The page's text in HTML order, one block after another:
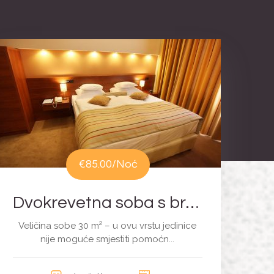
€85.00/Noć
Dvokrevetna soba s bračnim krevetom
Veličina sobe 30 m² – u ovu vrstu jedinice
nije moguće smjestiti pomoćn...